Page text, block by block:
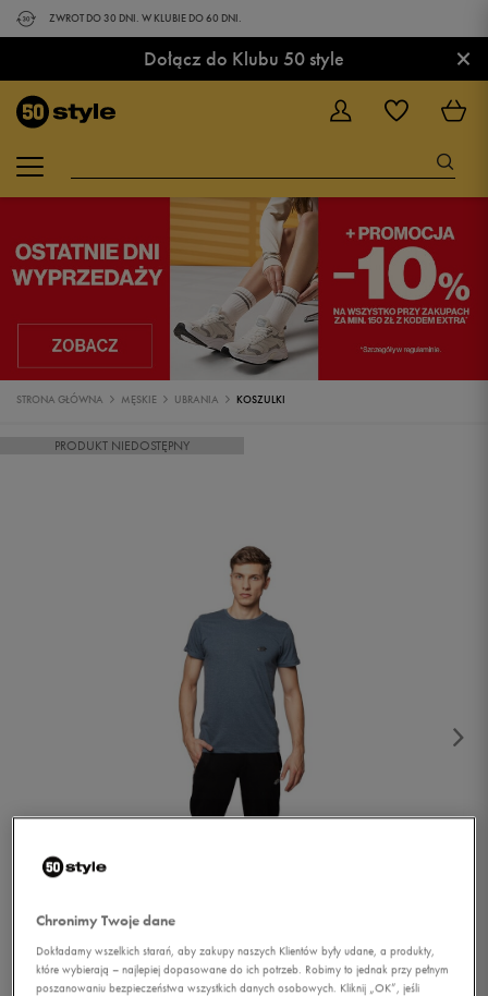
ZWROT DO 30 DNI. W KLUBIE DO 60 DNI.
Dołącz do Klubu 50 style ×
STRONA GŁÓWNA MĘSKIE UBRANIA KOSZULKI
PRODUKT NIEDOSTĘPNY
Chronimy Twoje dane
Dokładamy wszelkich starań, aby zakupy naszych Klientów były udane, a produkty,
które wybierają – najlepiej dopasowane do ich potrzeb. Robimy to jednak przy pełnym
poszanowaniu bezpieczeństwa wszystkich danych osobowych. Kliknij „OK”, jeśli